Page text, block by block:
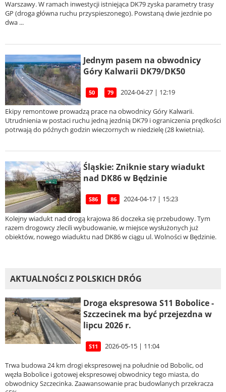
Warszawy. W ramach inwestycji istniejąca DK79 zyska parametry trasy
GP (droga główna ruchu przyspieszonego). Powstaną dwie jezdnie po
dwa ...
Jednym pasem na obwodnicy
Góry Kalwarii DK79/DK50
50 79 2024-04-27 | 12:19
Ekipy remontowe prowadzą prace na obwodnicy Góry Kalwarii.
Utrudnienia w postaci ruchu jedną jezdnią DK79 i ograniczenia prędkości
potrwają do późnych godzin wieczornych w niedzielę (28 kwietnia).
Śląskie: Zniknie stary wiadukt
nad DK86 w Będzinie
S86 86 2024-04-17 | 15:23
Kolejny wiadukt nad drogą krajowa 86 doczeka się przebudowy. Tym
razem drogowcy zlecili wybudowanie, w miejsce wysłużonych już
obiektów, nowego wiaduktu nad DK86 w ciągu ul. Wolności w Będzinie.
AKTUALNOŚCI Z POLSKICH DRÓG
Droga ekspresowa S11 Bobolice -
Szczecinek ma być przejezdna w
lipcu 2026 r.
S11 2026-05-15 | 11:04
Trwa budowa 24 km drogi ekspresowej na południe od Bobolic, od
węzła Bobolice i gotowej ekspresowej obwodnicy tego miasta, do
obwodnicy Szczecinka. Zaawansowanie prac budowlanych przekracza